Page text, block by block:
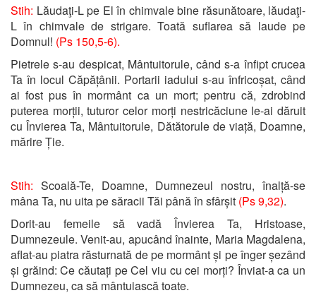
Stih: Lăudaţi-L pe El în chimvale bine răsunătoare, lăudaţi-
L în chimvale de strigare. Toată suflarea să laude pe
Domnul! (Ps 150,5-6).
Pietrele s-au despicat, Mântuitorule, când s-a înfipt crucea
Ta în locul Căpățânii. Portarii iadului s-au înfricoșat, când
ai fost pus în mormânt ca un mort; pentru că, zdrobind
puterea morții, tuturor celor morți nestricăciune le-ai dăruit
cu Învierea Ta, Mântuitorule, Dătătorule de viață, Doamne,
mărire Ție.
Stih: Scoală-Te, Doamne, Dumnezeul nostru, înalță-se
mâna Ta, nu uita pe săracii Tăi până în sfârșit (Ps 9,32).
Dorit-au femeile să vadă Învierea Ta, Hristoase,
Dumnezeule. Venit-au, apucând înainte, Maria Magdalena,
aflat-au piatra răsturnată de pe mormânt și pe înger șezând
și grăind: Ce căutați pe Cel viu cu cei morți? Înviat-a ca un
Dumnezeu, ca să mântuiască toate.